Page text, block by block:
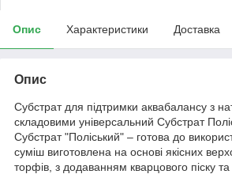
Опис Характеристики Доставка
Опис
Субстрат для підтримки аквабалансу з
складовими універсальний Субстрат
Субстрат "Поліський" – готова до
суміш виготовлена на основі якісних
торфів, з додаванням кварцового піску